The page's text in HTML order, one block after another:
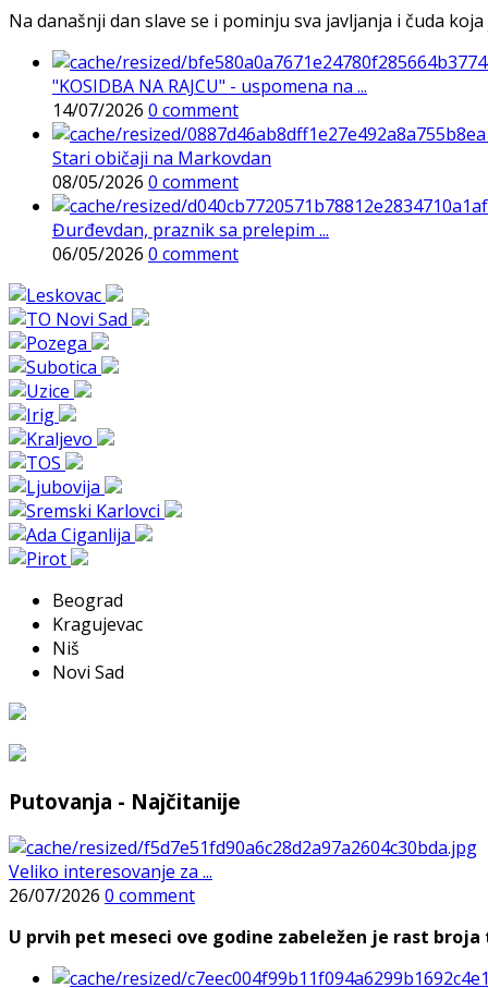
Na današnji dan slave se i pominju sva javljanja i čuda
"KOSIDBA NA RAJCU" - uspomena na ...
14/07/2026 0 comment
Stari običaji na Markovdan
08/05/2026 0 comment
Đurđevdan, praznik sa prelepim ...
06/05/2026 0 comment
Beograd
Kragujevac
Niš
Novi Sad
Putovanja - Najčitanije
Veliko interesovanje za ...
26/07/2026 0 comment
U prvih pet meseci ove godine zabeležen je rast